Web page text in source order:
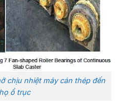
chịu nhiệt máy cán thép đến
ổ trục